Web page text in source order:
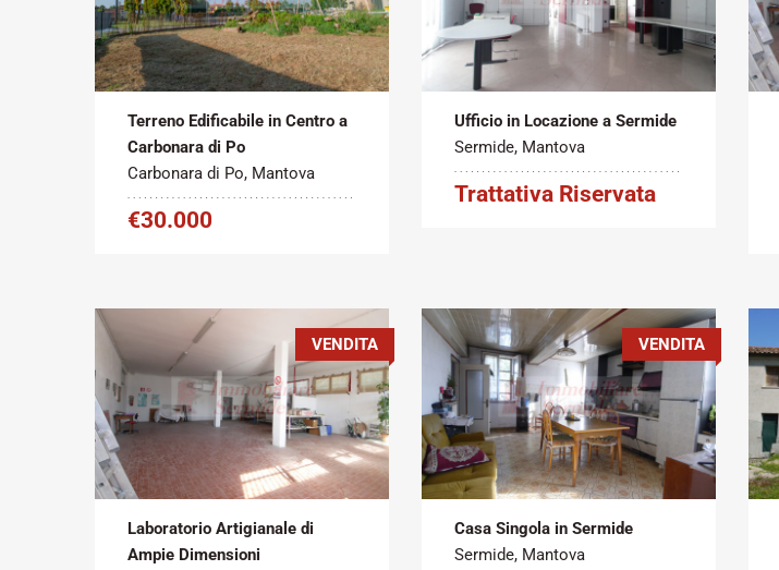
Tipo
contratto:
Vendita
Metratura
Commerciale:
440 m 2
Terreno Edificabile in Centro a
Carbonara di Po
Carbonara di Po, Mantova
€30.000
Tipo
contratto:
Affitto
Metratura
Commerciale:
Ufficio in Locazione a Sermide
Sermide, Mantova
Trattativa Riservata
Tipo
contratto:
Vendita
Metratura
Commerciale:
850 m2
VENDITA
Laboratorio Artigianale di
Ampie Dimensioni
Tipo
contratto:
Vendita
Metratura
Commerciale:
250 m2
VENDITA
Casa Singola in Sermide
Sermide, Mantova